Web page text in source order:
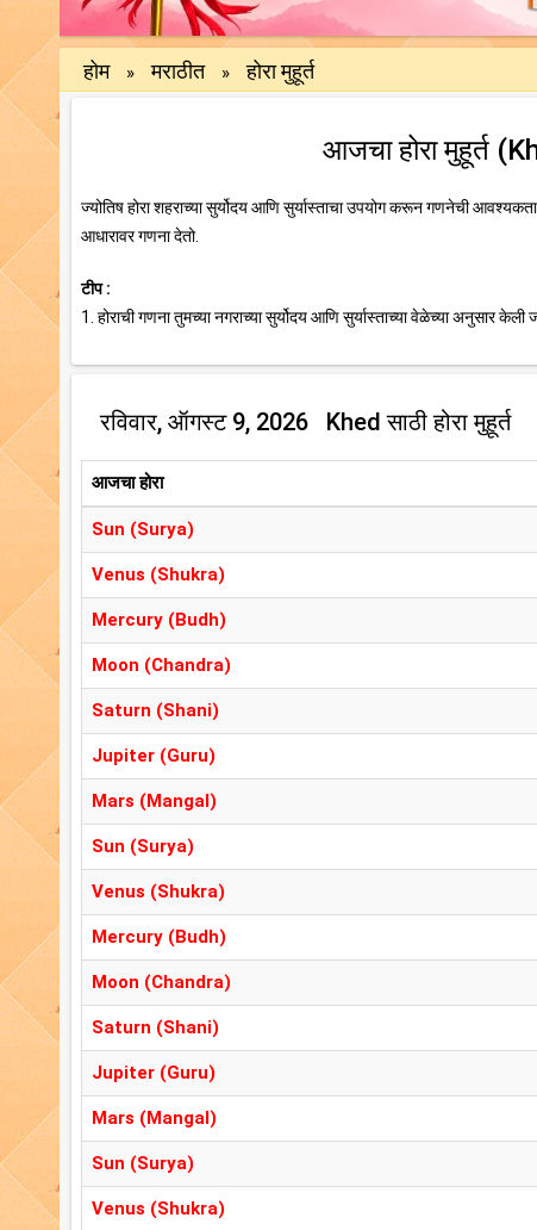
होम » मराठीत » होरा मुहूर्त
आजचा होरा मुहूर्त
ज्योतिष होरा शहराच्या सुर्योदय आणि सुर्यास्ताचा उपयोग करून गणनेची
आधारावर गणना देतो.
टीप :
1. होराची गणना तुमच्या नगराच्या सुर्योदय आणि सुर्यास्ताच्या वेळेच्या अनुसार केली
रविवार, ऑगस्ट 9, 2026 Khed साठी होरा मुहूर्त
आजचा होरा
Sun (Surya)
Venus (Shukra)
Mercury (Budh)
Moon (Chandra)
Saturn (Shani)
Jupiter (Guru)
Mars (Mangal)
Sun (Surya)
Venus (Shukra)
Mercury (Budh)
Moon (Chandra)
Saturn (Shani)
Jupiter (Guru)
Mars (Mangal)
Sun (Surya)
Venus (Shukra)